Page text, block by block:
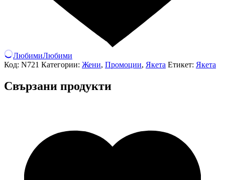
ЛюбимиЛюбими
Код: N721 Категории: Жени, Промоции, Якета Етикет: Якета
Свързани продукти